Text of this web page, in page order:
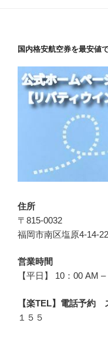
国内格安航空券を最安値
住所
〒815-0032
福岡市南区塩原4-14-22
営業時間
【平日】 10：00 AM
【楽TEL】電話予約
１５５